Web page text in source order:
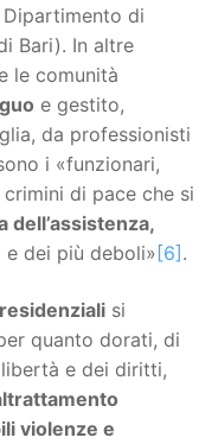
di
Bari). In altre
le comunità
e gestito,
da professionisti
i «funzionari,
di pace che si
dell’assistenza,
e dei più deboli»[6] .
si
quanto dorati, di
e dei diritti,
violenze e